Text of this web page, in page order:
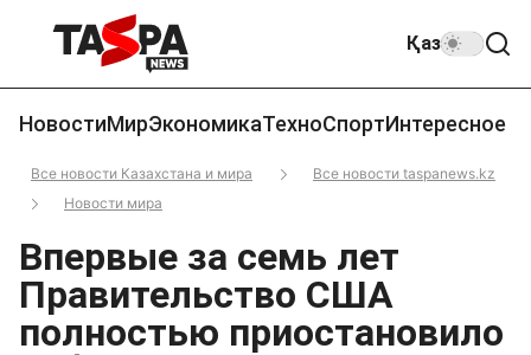
Қаз
НовостиМирЭкономикаТехноСпортИнтересное
Все новости Казахстана и мира
Все новости taspanews.kz
Новости мира
Впервые за семь лет
Правительство США
полностью приостановило